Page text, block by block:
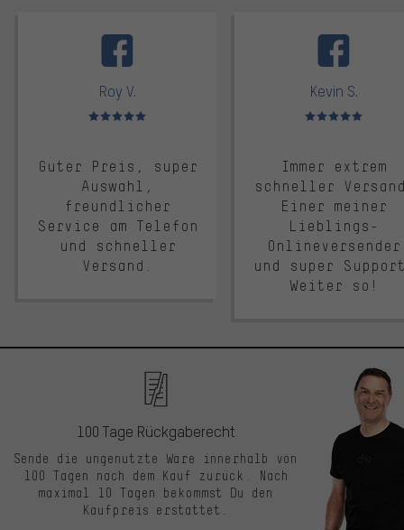
Roy V.
Bewertungen: 5 von 5
Guter Preis, super
Auswahl,
freundlicher
Service am Telefon
und schneller
Versand.
Kevin S.
Bewertungen: 5 von 5
Immer extrem
schneller
Einer meiner
Lieblings-
Onlineversender
und super
Weiter so!
100 Tage Rückgaberecht
Sende die ungenutzte Ware innerhalb von
100 Tagen nach dem Kauf zurück. Nach
maximal 10 Tagen bekommst Du den
Kaufpreis erstattet.